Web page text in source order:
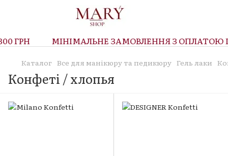
ГРН МІНІМАЛЬНЕ ЗАМОВЛЕННЯ З ОПЛАТОЮ
Каталог Все для манікюру та педикюру Гель лаки
Конфеті / хлопья